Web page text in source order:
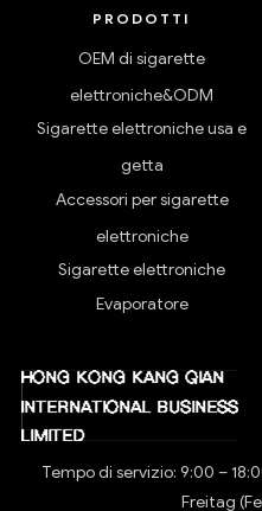
PRODOTTI
OEM di sigarette
elettroniche&ODM
Sigarette elettroniche usa e
getta
Accessori per sigarette
elettroniche
Sigarette elettroniche
Evaporatore
Tempo di servizio: 9:00 –
Freitag